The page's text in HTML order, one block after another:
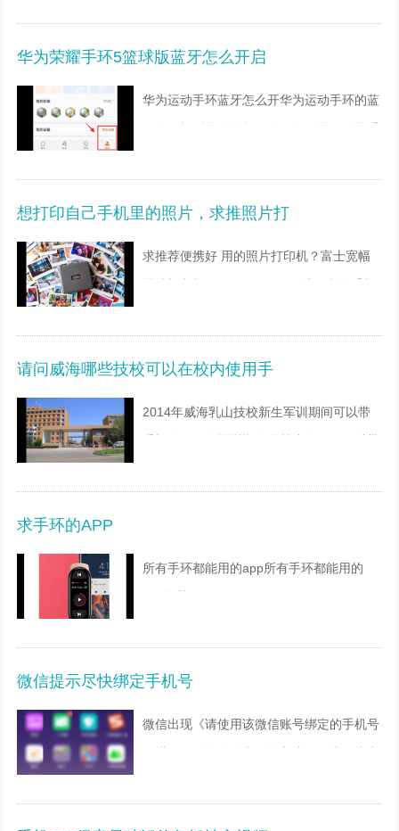
连接的WIFI信
华为荣耀手环5篮球版蓝牙怎么开启
华为运动手环蓝牙怎么开华为运动手环的蓝
配对前请确保手机已安装最新的华为穿戴
想打印自己手机里的照片，求推照片打
求推荐便携好 用的照片打印机？富士宽幅
印会堵头的情况。而且
请问威海哪些技校可以在校内使用手
2014年威海乳山技校新生军训期间可以带
求手环的APP
所有手环都能用的app所有手环都能用的
的软件平台，在这里能够体验到不错的运动
微信提示尽快绑定手机号
微信出现《请使用该微信账号绑定的手机号